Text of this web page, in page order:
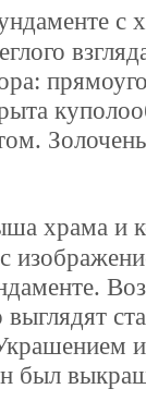
с
храма и
был